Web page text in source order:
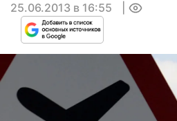
25.06.2013 в 16:55